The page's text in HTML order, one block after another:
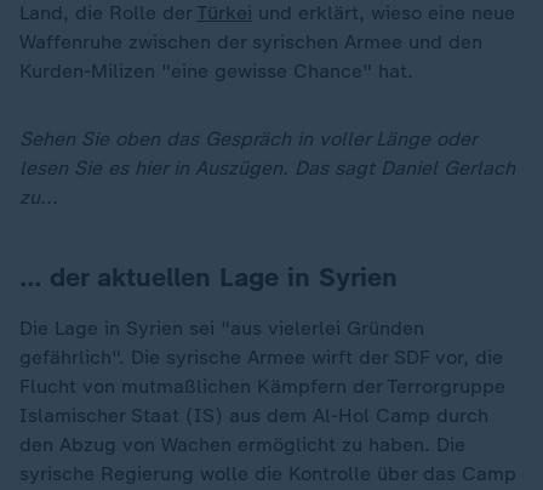
Land, die Rolle der Türkei und erklärt, wieso eine neue
Waffenruhe zwischen der syrischen Armee und den
Kurden-Milizen "eine gewisse Chance" hat.
Sehen Sie oben das Gespräch in voller Länge oder
lesen Sie es hier in Auszügen. Das sagt Daniel Gerlach
zu...
… der aktuellen Lage in Syrien
Die Lage in Syrien sei "aus vielerlei Gründen
gefährlich". Die syrische Armee wirft der SDF vor, die
Flucht von mutmaßlichen Kämpfern der Terrorgruppe
Islamischer Staat (IS) aus dem Al-Hol Camp durch
den Abzug von Wachen ermöglicht zu haben. Die
syrische Regierung wolle die Kontrolle über das Camp